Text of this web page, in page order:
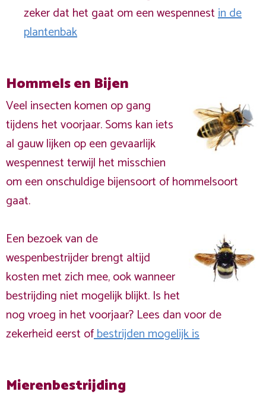
zeker dat het gaat om een wespennestin de
plantenbak
Hommels en Bijen
Veel insecten komen op gang
tijdens het voorjaar. Soms kan iets
al gauw lijken op een gevaarlijk
wespennest terwijl het misschien
om een onschuldige bijensoort of hommelsoort
gaat.
Een bezoek van de
wespenbestrijder brengt altijd
kosten met zich mee, ook wanneer
bestrijding niet mogelijk blijkt. Is het
nog vroeg in het voorjaar? Lees dan voor de
zekerheid eerst ofbestrijden mogelijk is
Mierenbestrijding